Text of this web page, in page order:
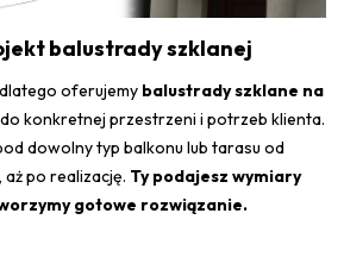
balustrady szklanej
oferujemy balustrady szklane na
konkretnej przestrzeni i potrzeb klienta.
dowolny typ balkonu lub tarasu od
po realizację. Ty podajesz wymiary
gotowe rozwiązanie.